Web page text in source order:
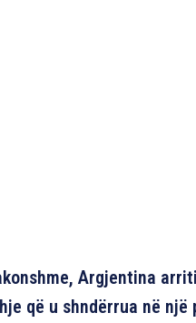
Argjentina
që u shndërrua në